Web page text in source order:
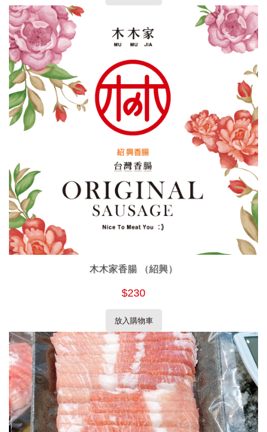
木木家香腸 （紹興）
$230
放入購物車